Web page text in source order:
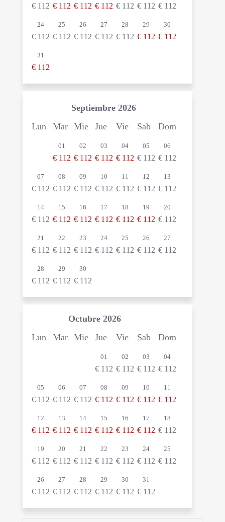
€ 112 € 112 € 112 € 112 € 112 € 112 € 112
24
€ 112
25
€ 112
26
€ 112
27
€ 112
28
€ 112
29
€ 112
30
€ 112
31
€ 112
Septiembre 2026
Lun
Mar Mie Jue Vie Sab Dom
01
€ 112
02
€ 112
03
€ 112
04
€ 112
05
€ 112
06
€ 112
07
€ 112
08
€ 112
09
€ 112
10
€ 112
11
€ 112
12
€ 112
13
€ 112
14
€ 112
15
€ 112
16
€ 112
17
€ 112
18
€ 112
19
€ 112
20
€ 112
21
€ 112
22
€ 112
23
€ 112
24
€ 112
25
€ 112
26
€ 112
27
€ 112
28
€ 112
29
€ 112
30
€ 112
Octubre 2026
Lun
Mar Mie Jue Vie Sab Dom
01
€ 112
02
€ 112
03
€ 112
04
€ 112
05
€ 112
06
€ 112
07
€ 112
08
€ 112
09
€ 112
10
€ 112
11
€ 112
12
€ 112
13
€ 112
14
€ 112
15
€ 112
16
€ 112
17
€ 112
18
€ 112
19
€ 112
20
€ 112
21
€ 112
22
€ 112
23
€ 112
24
€ 112
25
€ 112
26
€ 112
27
€ 112
28
€ 112
29
€ 112
30
€ 112
31
€ 112